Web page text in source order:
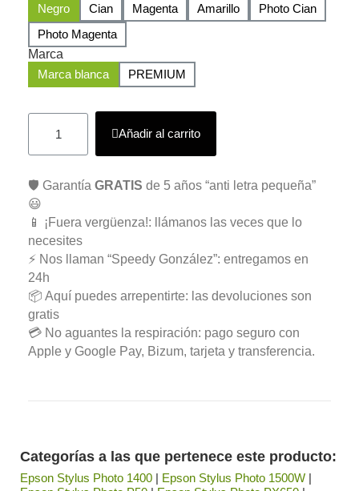
Negro
Cian Magenta Amarillo
Photo Cian
Photo Magenta
Marca
Marca blanca
PREMIUM
Añadir al carrito
🛡️ Garantía GRATIS de 5 años “anti letra pequeña”
😃
📱 ¡Fuera vergüenza!: llámanos las veces que lo
necesites
⚡ Nos llaman “Speedy González”: entregamos en
24h
📦 Aquí puedes arrepentirte: las devoluciones son
gratis
💳 No aguantes la respiración: pago seguro con
Apple y Google Pay, Bizum, tarjeta y transferencia.
Categorías a las que pertenece este producto:
Epson Stylus Photo 1400 | Epson Stylus Photo 1500W |